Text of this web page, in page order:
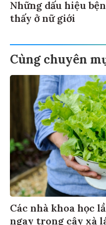
Những dấu hiệu
thấy ở nữ giới
Cùng chuyên
Các nhà khoa học
ngay trong cây xà